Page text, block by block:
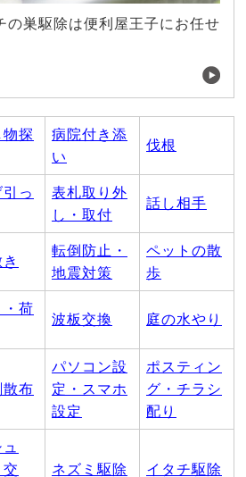
の巣駆除は便利屋王子にお任せ
探
病院付き添
い
伐根
っ
表札取り外
し・取付
話し相手
転倒防止・
地震対策
ペットの散
歩
・荷
波板交換 庭の水やり
散布
パソコン設
定・スマホ
設定
ポスティン
グ・チラシ
配り
交
ネズミ駆除 イタチ駆除